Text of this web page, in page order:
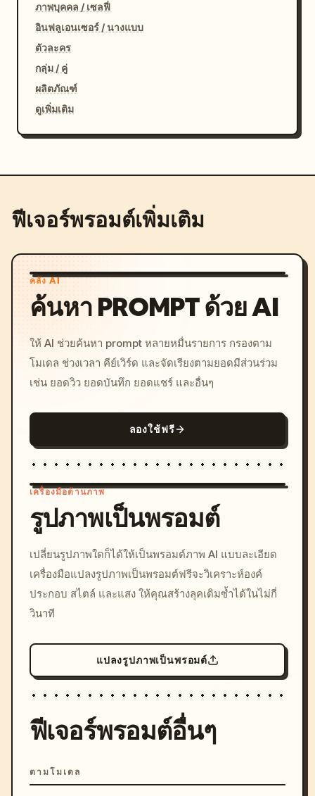
ภาพบุคคล / เซลฟี่
อินฟลูเอนเซอร์ / นางแบบ
ตัวละคร
กลุ่ม / คู่
ผลิตภัณฑ์
ดูเพิ่มเติม
ฟีเจอร์พรอมต์เพิ่มเติม
คลัง AI
ค้นหา PROMPT ด้วย AI
ให้ AI ช่วยค้นหา prompt หลายหมื่นรายการ กรองตาม
โมเดล ช่วงเวลา คีย์เวิร์ด และจัดเรียงตามยอดมีส่วนร่วม
เช่น ยอดวิว ยอดบันทึก ยอดแชร์ และอื่นๆ
ลองใช้ฟรี
c, cyberpunk sunset, neon
colors, 8k --v 6.0
เครื่องมือด้านภาพ
รูปภาพเป็นพรอมต์
เปลี่ยนรูปภาพใดก็ได้ให้เป็นพรอมต์ภาพ AI แบบละเอียด
เครื่องมือแปลงรูปภาพเป็นพรอมต์ฟรีจะวิเคราะห์องค์
ประกอบ สไตล์ และแสง ให้คุณสร้างลุคเดิมซ้ำได้ในไม่กี่
วินาที
แปลงรูปภาพเป็นพรอมต์
ฟีเจอร์พรอมต์อื่นๆ
ตามโมเดล